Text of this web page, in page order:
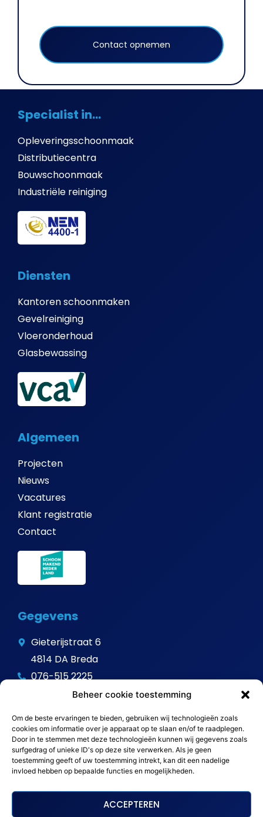
Beheer cookie toestemming
Om de beste ervaringen te bieden, gebruiken wij technologieën zoals
cookies om informatie over je apparaat op te slaan en/of te raadplegen.
Door in te stemmen met deze technologieën kunnen wij gegevens zoals
surfgedrag of unieke ID's op deze site verwerken. Als je geen
toestemming geeft of uw toestemming intrekt, kan dit een nadelige
invloed hebben op bepaalde functies en mogelijkheden.
ACCEPTEREN
Contact opnemen
Specialist in...
Opleveringsschoonmaak
Distributiecentra
Bouwschoonmaak
Industriële reiniging
Diensten
Kantoren schoonmaken
Gevelreiniging
Vloeronderhoud
Glasbewassing
Algemeen
Projecten
Nieuws
Vacatures
Klant registratie
Contact
Gegevens
Gieterijstraat 6
4814 DA Breda
076-515 2225
info@avitalschoonmaak.nl